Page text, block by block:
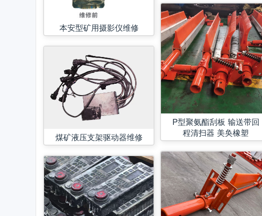
本安型矿用摄影仪维修
煤矿液压支架驱动器维修
P型聚氨酯刮板 输送带回
程清扫器 美奂橡塑